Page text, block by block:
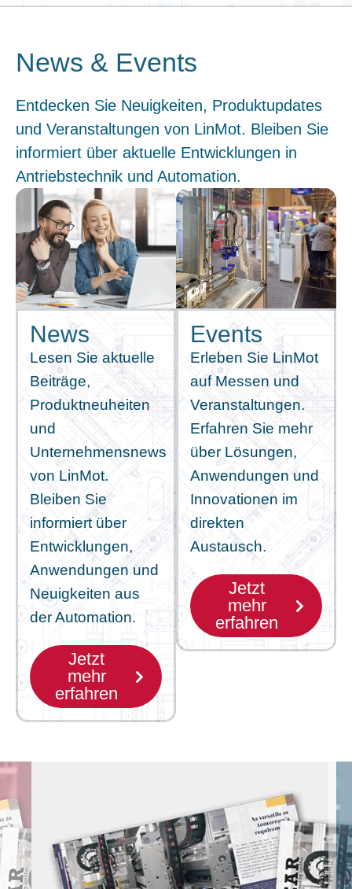
News & Events
Entdecken Sie Neuigkeiten, Produktupdates
und Veranstaltungen von LinMot. Bleiben Sie
informiert über aktuelle Entwicklungen in
Antriebstechnik und Automation.
News
Lesen Sie aktuelle
Beiträge,
Produktneuheiten
und
Unternehmensnews
von LinMot.
Bleiben Sie
informiert über
Entwicklungen,
Anwendungen und
Neuigkeiten aus
der Automation.
Jetzt
mehr
erfahren
Events
Erleben Sie LinMot
auf Messen und
Veranstaltungen.
Erfahren Sie mehr
über Lösungen,
Anwendungen und
Innovationen im
direkten
Austausch.
Jetzt
mehr
erfahren